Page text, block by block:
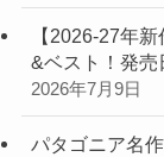
【2026-27年
&ベスト！発売
2026年7月9日
パタゴニア名